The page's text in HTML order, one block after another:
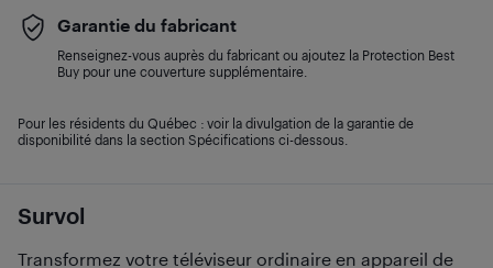
Survol
Transformez votre téléviseur ordinaire en appareil de
Garantie du fabricant
Renseignez-vous auprès du fabricant ou ajoutez la Protection Best
Buy pour une couverture supplémentaire.
Pour les résidents du Québec : voir la divulgation de la garantie de
disponibilité dans la section Spécifications ci-dessous.